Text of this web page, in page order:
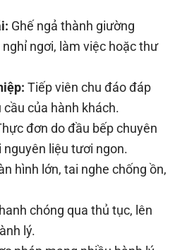
Ghế ngả thành giường
ngơi, làm việc hoặc thư
Tiếp viên chu đáo đáp
của hành khách.
đơn do đầu bếp chuyên
nguyên liệu tươi ngon.
hình lớn, tai nghe chống ồn,
chóng qua thủ tục, lên
lý.